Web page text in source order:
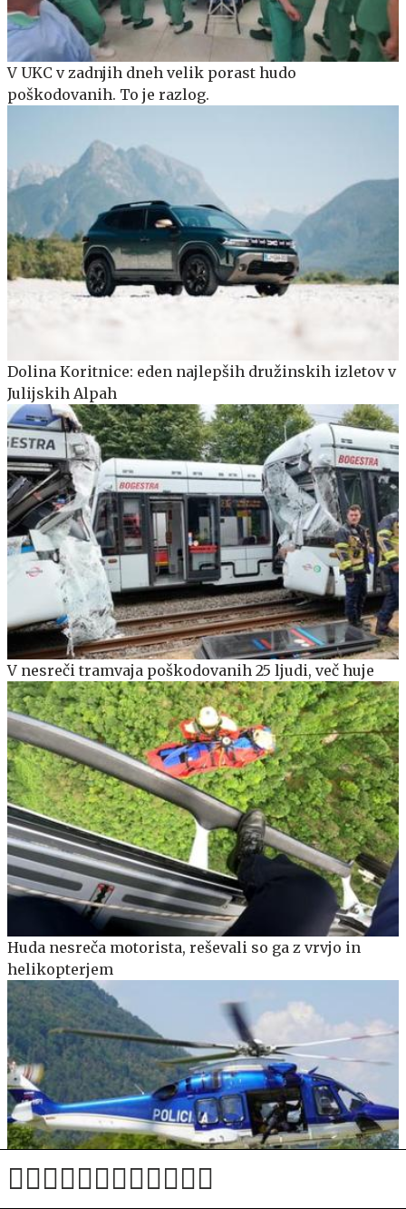
V UKC v zadnjih dneh velik porast hudo
poškodovanih. To je razlog.
Dolina Koritnice: eden najlepših družinskih izletov v
Julijskih Alpah
V nesreči tramvaja poškodovanih 25 ljudi, več huje
Huda nesreča motorista, reševali so ga z vrvjo in
helikopterjem